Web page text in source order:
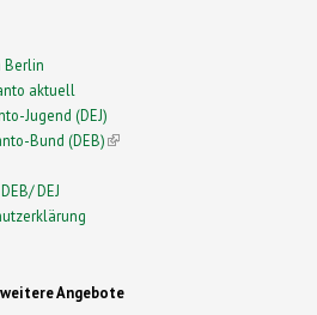
Berlin
aktuell
Jugend (DEJ)
Bund (DEB)(link is external)
DEJ
Angebote